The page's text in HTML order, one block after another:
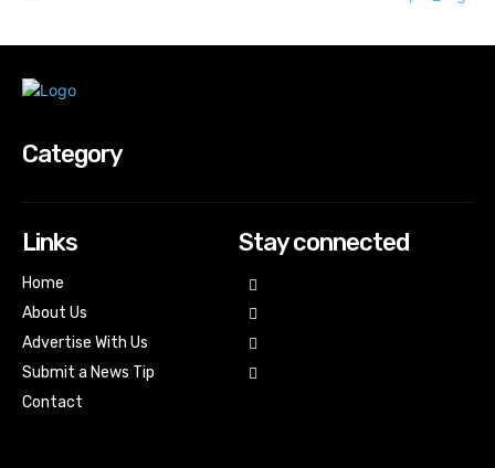
Category
Links
Home
About Us
Advertise With Us
Submit a News Tip
Contact
Stay connected